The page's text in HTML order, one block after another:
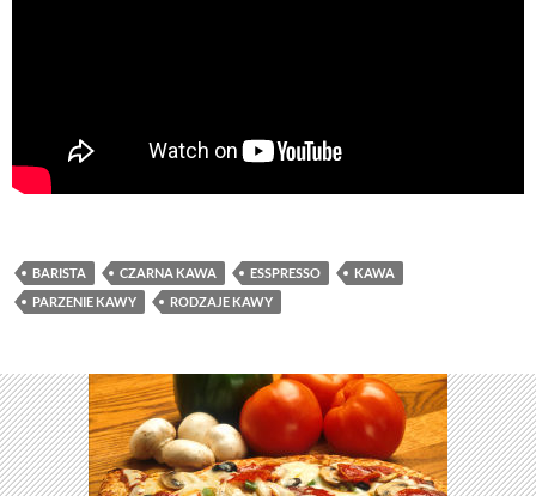
BARISTA CZARNA KAWA ESSPRESSO
KAWA
PARZENIE KAWY
RODZAJE KAWY